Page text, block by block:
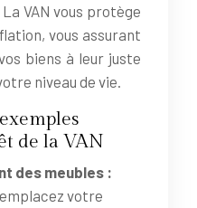
VAN vous protège
vous assurant
biens à leur juste
niveau de vie.
de la VAN
des meubles :
votre